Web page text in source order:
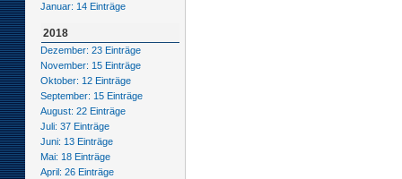
Januar: 14 Einträge
2018
Dezember: 23 Einträge
November: 15 Einträge
Oktober: 12 Einträge
September: 15 Einträge
August: 22 Einträge
Juli: 37 Einträge
Juni: 13 Einträge
Mai: 18 Einträge
April: 26 Einträge